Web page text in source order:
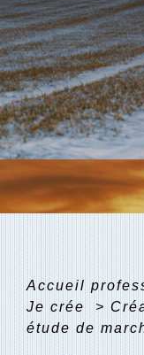
Accueil
Je crée >
étude de